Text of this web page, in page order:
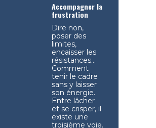
Accompagner la
frustration
Dire non,
poser des
limites,
encaisser les
résistances…
Comment
tenir le cadre
sans y laisser
son énergie.
Entre lâcher
et se crisper, il
existe une
troisième voie.